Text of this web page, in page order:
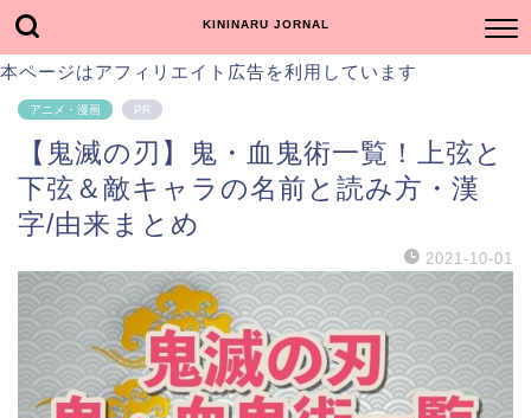
KININARU JORNAL
本ページはアフィリエイト広告を利用しています
アニメ・漫画 PR
【鬼滅の刃】鬼・血鬼術一覧！上弦と
下弦＆敵キャラの名前と読み方・漢
字/由来まとめ
2021-10-01